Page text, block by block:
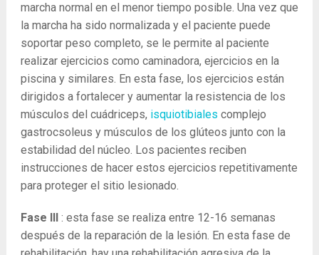
marcha normal en el menor tiempo posible. Una vez que
la marcha ha sido normalizada y el paciente puede
soportar peso completo, se le permite al paciente
realizar ejercicios como caminadora, ejercicios en la
piscina y similares. En esta fase, los ejercicios están
dirigidos a fortalecer y aumentar la resistencia de los
músculos del cuádriceps, isquiotibiales complejo
gastrocsoleus y músculos de los glúteos junto con la
estabilidad del núcleo. Los pacientes reciben
instrucciones de hacer estos ejercicios repetitivamente
para proteger el sitio lesionado.
Fase III : esta fase se realiza entre 12-16 semanas
después de la reparación de la lesión. En esta fase de